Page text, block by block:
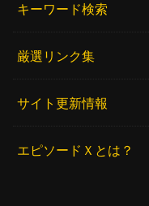
キーワード検索
厳選リンク集
サイト更新情報
エピソードＸとは？